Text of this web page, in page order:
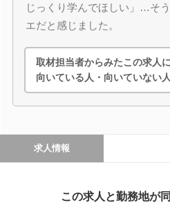
じっくり学んでほしい」…そ
エだと感じました。
取材担当者からみたこの求人に
向いている人・向いていない
求人情報
この求人と勤務地が